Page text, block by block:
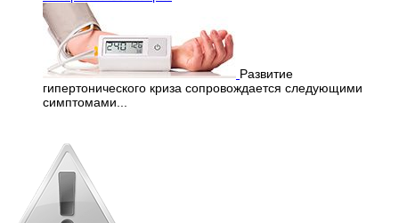
Развитие
гипертонического криза сопровождается следующими
симптомами...